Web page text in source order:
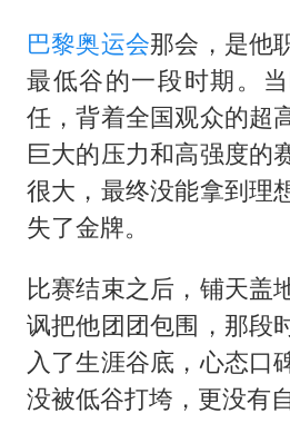
巴黎奥运会那会，是他
最低谷的一段时期。
任，背着全国观众的超
巨大的压力和高强度的
很大，最终没能拿到理
失了金牌。
比赛结束之后，铺天盖
讽把他团团包围，那段
入了生涯谷底，心态口
没被低谷打垮，更没有